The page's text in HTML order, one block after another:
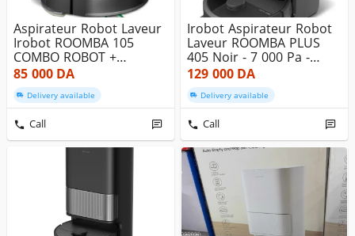
Aspirateur Robot Laveur
Irobot ROOMBA 105
COMBO ROBOT +
AutoEmpty - 7 ...
85 000DA
Delivery available
Call
Irobot Aspirateur Robot
Laveur ROOMBA PLUS
405 Noir - 7 000 Pa -
Auton...
129 000DA
Delivery available
Call